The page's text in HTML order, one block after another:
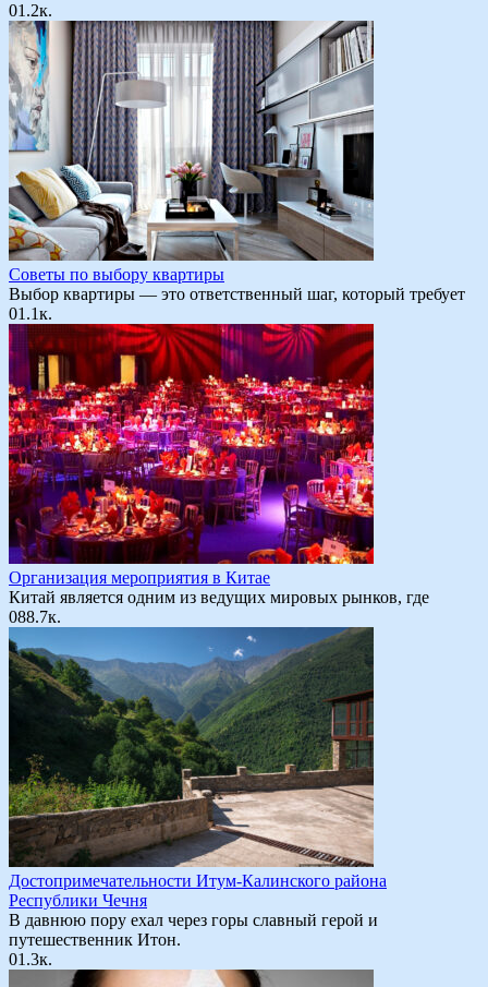
01.2к.
Советы по выбору квартиры
Выбор квартиры — это ответственный шаг, который требует
01.1к.
Организация мероприятия в Китае
Китай является одним из ведущих мировых рынков, где
088.7к.
Достопримечательности Итум-Калинского района
Республики Чечня
В давнюю пору ехал через горы славный герой и
путешественник Итон.
01.3к.